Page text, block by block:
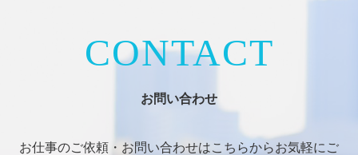
CONTACT
お問い合わせ
お仕事のご依頼・お問い合わせはこちらからお気軽にご